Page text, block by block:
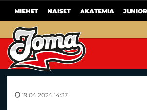
MIEHET NAISET AKATEMIA
19.04.2024 14:37